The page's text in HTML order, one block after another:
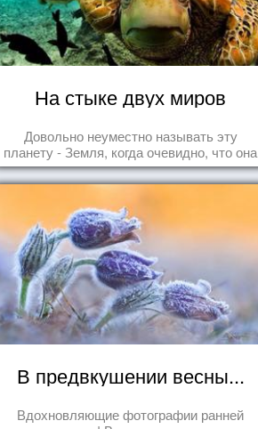
На стыке двух миров
Довольно неуместно называть эту
планету - Земля, когда очевидно, что она
- Океан.
В предвкушении весны...
Вдохновляющие фотографии ранней